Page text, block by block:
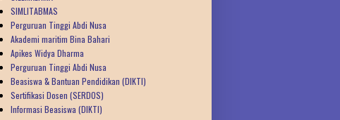
SIMLITABMAS
Perguruan Tinggi Abdi Nusa
Akademi maritim Bina Bahari
Apikes Widya Dharma
Perguruan Tinggi Abdi Nusa
Beasiswa & Bantuan Pendidikan (DIKTI)
Sertifikasi Dosen (SERDOS)
Informasi Beasiswa (DIKTI)